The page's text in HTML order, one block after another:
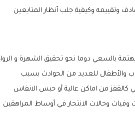
وتقييمه وكيفية جلب أنظار المتابعين
بالسعي دوما نحو تحقيق الشهرة و
والأطفال للعديد من الحوادث بسبب
كالقفز من اماكن عالية أو حبس الانفاس
وحالات الانتحار في أوساط المراهقين